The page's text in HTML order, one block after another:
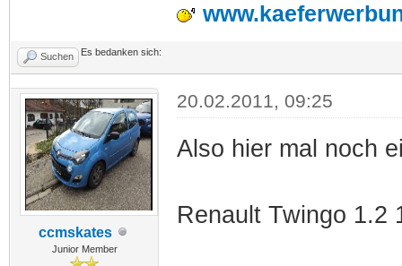
Suchen Es bedanken sich:
ccmskates
Junior Member
20.02.2011, 09:25
Also hier mal noch
Renault Twingo 1.2